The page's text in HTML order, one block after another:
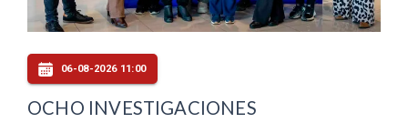
06-08-2026 11:00
OCHO INVESTIGACIONES